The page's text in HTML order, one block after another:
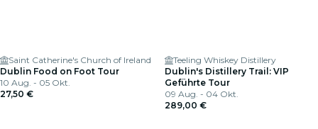
Saint Catherine's Church of Ireland
Dublin Food on Foot Tour
10 Aug. - 05 Okt.
27,50 €
Teeling Whiskey Distillery
Dublin's Distillery Trail: VIP
Geführte Tour
09 Aug. - 04 Okt.
289,00 €